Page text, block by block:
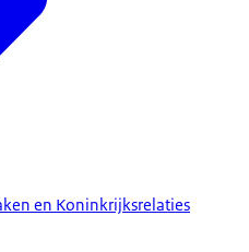
en Koninkrijksrelaties